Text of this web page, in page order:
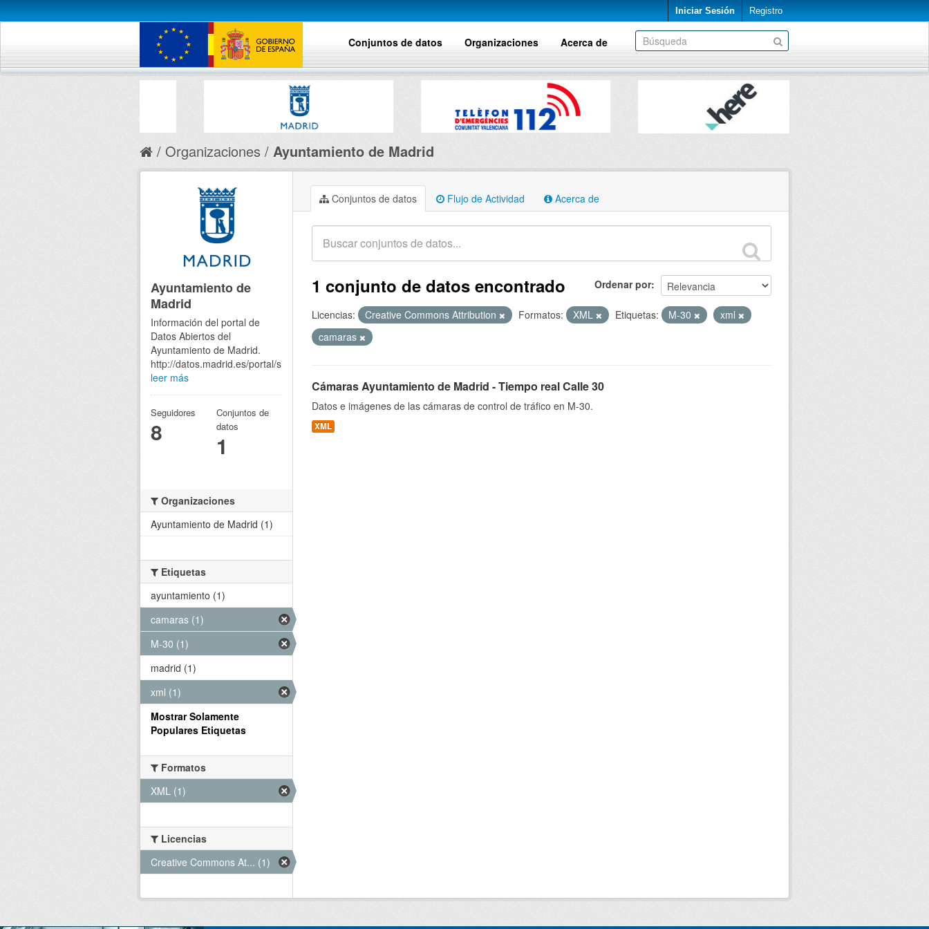
Iniciar Sesión Registro
Conjuntos de datos Organizaciones Acerca de
Organizaciones Ayuntamiento de Madrid
Conjuntos de datos Flujo de Actividad Acerca de
Ordenar por
1 conjunto de datos encontrado
Licencias: Creative Commons Attribution Formatos: XML Etiquetas: M-30
xml
camaras
Cámaras Ayuntamiento de Madrid - Tiempo real Calle 30
Datos e imágenes de las cámaras de control de tráfico en M-30.
XML
Ayuntamiento de
Madrid
Información del portal de
Datos Abiertos del
Ayuntamiento de Madrid.
http://datos.madrid.es/portal/site/egob
leer más
Seguidores
8
Conjuntos de
datos
1
Organizaciones
Ayuntamiento de Madrid (1)
Etiquetas
ayuntamiento (1)
camaras (1)
M-30 (1)
madrid (1)
xml (1)
Mostrar Solamente
Populares Etiquetas
Formatos
XML (1)
Licencias
Creative Commons At... (1)